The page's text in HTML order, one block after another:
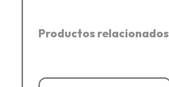
Productos relacionados